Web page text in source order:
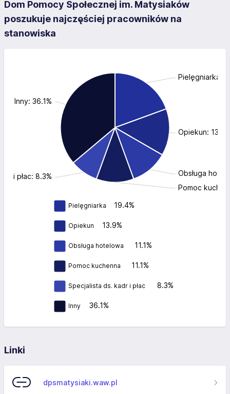
Dom Pomocy Społecznej im. Matysiaków
poszukuje najczęściej pracowników na
stanowiska
Pielęgniarka:
Opiekun:
Obsługa
Pomoc
i płac: 8.3%
Inny: 36.1%
Pielęgniarka 19.4%
Opiekun 13.9%
Obsługa hotelowa 11.1%
Pomoc kuchenna 11.1%
Specjalista ds. kadr i płac 8.3%
Inny 36.1%
Linki
dpsmatysiaki.waw.pl